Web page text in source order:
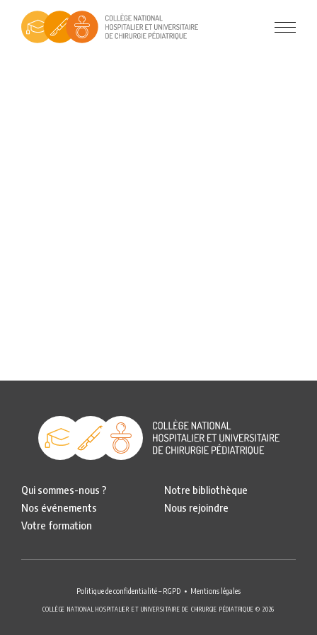
Qui sommes-nous ?
Nos événements
Votre formation
Notre bibliothèque
Nous rejoindre
Politique de confidentialité – RGPD Mentions légales
COLLÈGE NATIONAL HOSPITALIER ET UNIVERSITAIRE DE CHIRURGIE PÉDIATRIQUE © 2026